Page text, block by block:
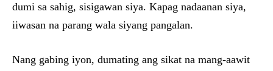
dumi sa sahig, sisigawan siya. Kapag nadaanan siya,
iiwasan na parang wala siyang pangalan.
Nang gabing iyon, dumating ang sikat na mang-aawit